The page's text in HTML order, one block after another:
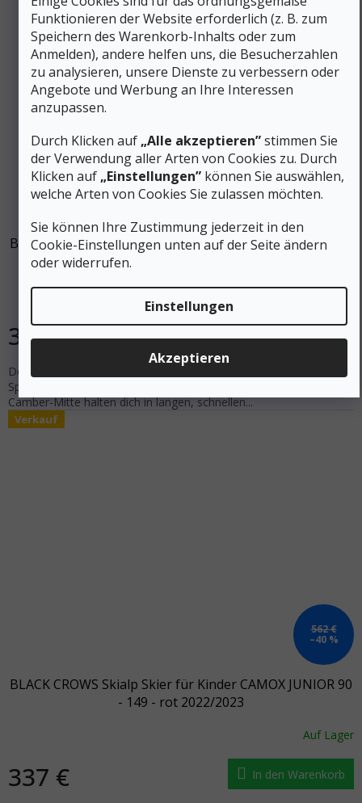
Funktionieren der Website erforderlich (z. B. zum
Speichern des Warenkorb-Inhalts oder zum
Anmelden), andere helfen uns, die Besucherzahlen
zu analysieren, unsere Dienste zu verbessern oder
Angebote und Werbung an Ihre Interessen
anzupassen.
Durch Klicken auf „Alle akzeptieren”stimmen Sie
der Verwendung aller Arten von Cookies zu. Durch
Klicken auf „Einstellungen” können Sie auswählen,
welche Arten von Cookies Sie zulassen möchten.
Sie können Ihre Zustimmung jederzeit in den
Cookie-Einstellungen unten auf der Seite ändern
oder widerrufen.
Einstellungen
Akzeptieren
–40 %
BLACK CROWS Skialp Skier für Kinder CAMOX JUNIOR 90
- 157 - rot 2022/2023
Auf Lager
337 €
Der camox jr. ist ein spielerischer Ski, derdir in jedem Gelände den
Spaß nicht verderbenwird. Der Pappelkern und die klassische
Camber-Mitte halten dich in langen, schnellen...
Verkauf
562 €
–40 %
BLACK CROWS Skialp Skier für Kinder CAMOX JUNIOR 90
- 149 - rot 2022/2023
Auf Lager
337 € In den Warenkorb